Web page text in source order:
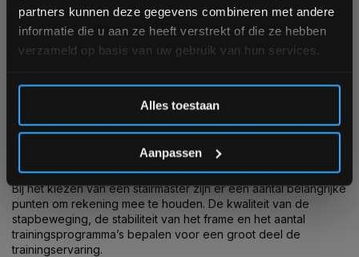
partners kunnen deze gegevens combineren met andere
informatie die u aan ze heeft verstrekt of die ze hebben
verzameld op basis van uw gebruik van hun services.
Alles toestaan
Aanpassen
Voordelen van trainen met een stairmaster:
Intensieve vetverbranding
Realistische trapbeweging
Waar moet je op letten bij het kopen van een stairmaster?
Bij het kiezen van een stairmaster zijn er een aantal belangrijke
punten om rekening mee te houden. De kwaliteit van de
stapbeweging, de stabiliteit van het frame en het aantal
trainingsprogramma’s bepalen voor een groot deel de
trainingservaring.
Inschrijven
*Verzendkosten vallen buiten de korting